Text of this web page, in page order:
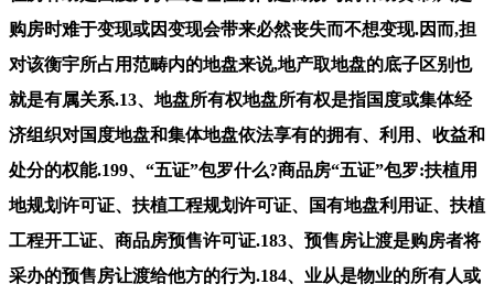
购房时难于变现或因变现会带来必然丧失而不想变现.因而,担
对该衡宇所占用范畴内的地盘来说,地产取地盘的底子区别也
就是有属关系.13、地盘所有权地盘所有权是指国度或集体经
济组织对国度地盘和集体地盘依法享有的拥有、利用、收益和
处分的权能.199、“五证”包罗什么?商品房“五证”包罗:扶植用
地规划许可证、扶植工程规划许可证、国有地盘利用证、扶植
工程开工证、商品房预售许可证.183、预售房让渡是购房者将
采办的预售房让渡给他方的行为.184、业从是物业的所有人或